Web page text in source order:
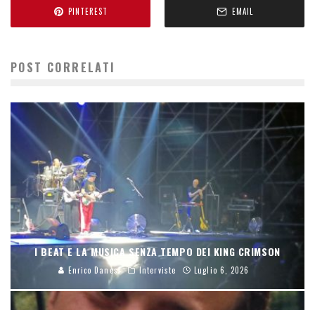
PINTEREST EMAIL
POST CORRELATI
I BEAT E LA MUSICA SENZA TEMPO DEI KING CRIMSON
Enrico Danesi Interviste Luglio 6, 2026